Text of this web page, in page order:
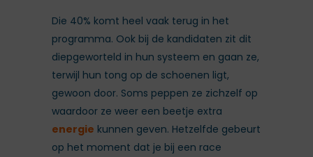
Die 40% komt heel vaak terug in het
programma. Ook bij de kandidaten zit dit
diepgeworteld in hun systeem en gaan ze,
terwijl hun tong op de schoenen ligt,
gewoon door. Soms peppen ze zichzelf op
waardoor ze weer een beetje extra
energie kunnen geven. Hetzelfde gebeurt
op het moment dat je bij een race